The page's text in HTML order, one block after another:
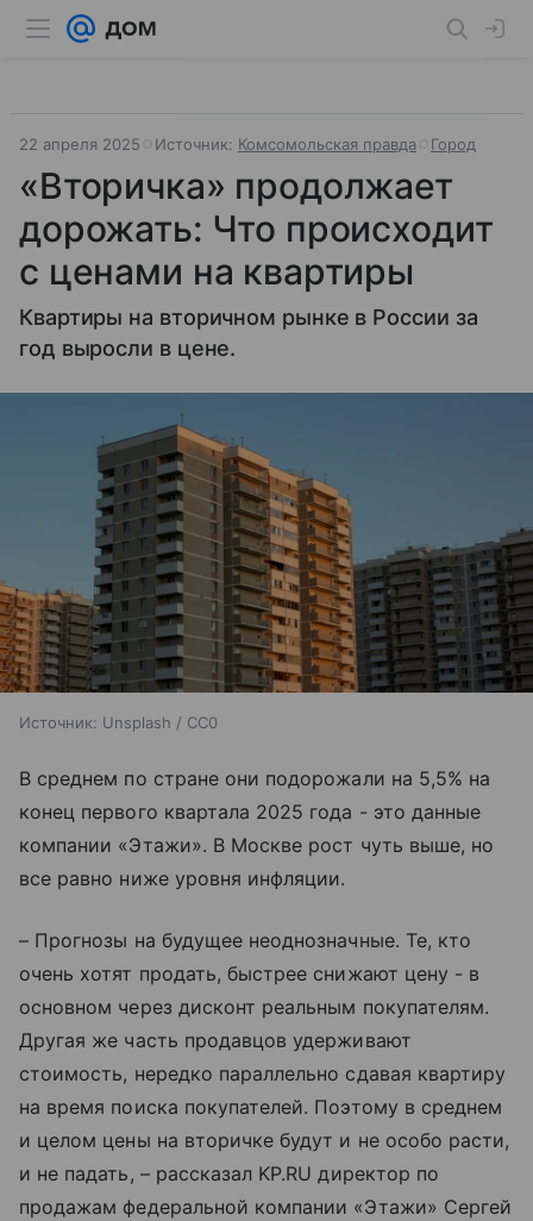
22 апреля 2025 Источник: Комсомольская правда Город
«Вторичка» продолжает
дорожать: Что происходит
с ценами на квартиры
Квартиры на вторичном рынке в России за
год выросли в цене.
Источник: Unsplash / CC0
В среднем по стране они подорожали на 5,5% на
конец первого квартала 2025 года - это данные
компании «Этажи». В Москве рост чуть выше, но
все равно ниже уровня инфляции.
– Прогнозы на будущее неоднозначные. Те, кто
очень хотят продать, быстрее снижают цену - в
основном через дисконт реальным покупателям.
Другая же часть продавцов удерживают
стоимость, нередко параллельно сдавая квартиру
на время поиска покупателей. Поэтому в среднем
и целом цены на вторичке будут и не особо расти,
и не падать, – рассказал KP.RU директор по
продажам федеральной компании «Этажи» Сергей